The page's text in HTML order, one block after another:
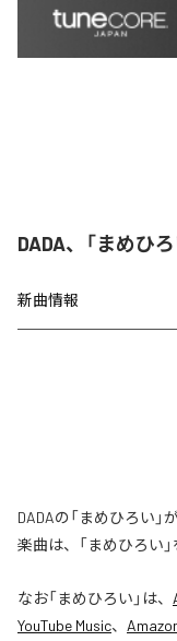
DADA、「まめひ
新曲情報
DADAの「まめひろい
楽曲は、「まめひろい
なお「まめひろい 」は、
YouTube Music、